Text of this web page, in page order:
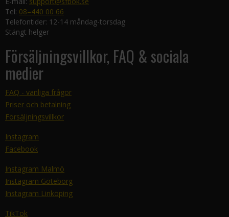
Tel: 08–440 00 66
Telefontider: 12-14 måndag-torsdag
Stängt helger
Försäljningsvillkor, FAQ & sociala
medier
FAQ - vanliga frågor
Priser och betalning
Försäljningsvillkor
Instagram
Facebook
Instagram Malmö
Instagram Göteborg
Instagram Linköping
TikTok